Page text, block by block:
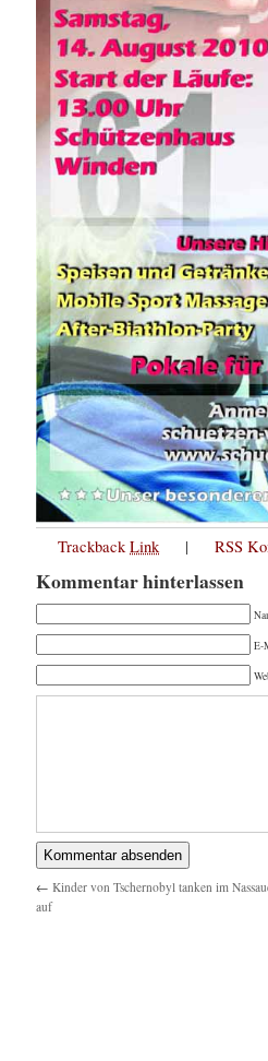
TrackbackLink | RSS
Kommentar hinterlassen
E-
← Kinder von Tschernobyl tanken im
auf